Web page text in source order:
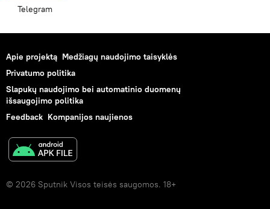
Telegram
Apie projektą Medžiagų naudojimo taisyklės
Privatumo politika
Slapukų naudojimo bei automatinio duomenų
išsaugojimo politika
Feedback Kompanijos naujienos
© 2026 Sputnik Visos teisės saugomos. 18+